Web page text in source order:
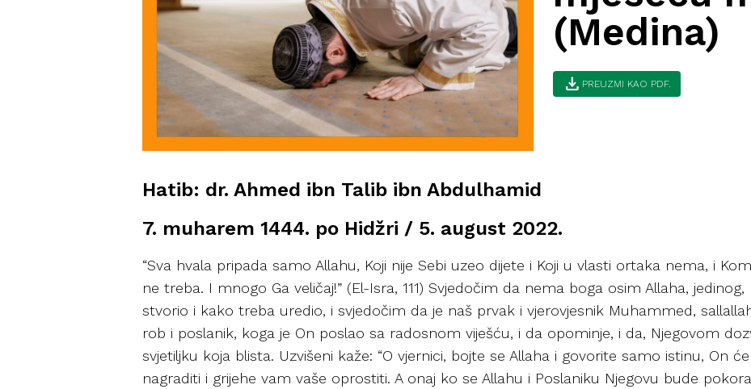
(Medina)
download PREUZMI KAO PDF.
Hatib: dr. Ahmed ibn Talib ibn Abdulhamid
7. muharem 1444. po Hidžri / 5. august 2022.
“Sva hvala pripada samo Allahu, Koji nije Sebi uzeo dijete i Koji u vlasti ortaka nema, i
ne treba. I mnogo Ga veličaj!” (El-Isra, 111) Svjedočim da nema boga osim Allaha,
stvorio i kako treba uredio, i svjedočim da je naš prvak i vjerovjesnik Muhammed,
rob i poslanik, koga je On poslao sa radosnom viješću, i da opominje, i da, Njegovom
svjetiljku koja blista. Uzvišeni kaže: “O vjernici, bojte se Allaha i govorite samo istinu, On
nagraditi i grijehe vam vaše oprostiti. A onaj ko se Allahu i Poslaniku Njegovu bude